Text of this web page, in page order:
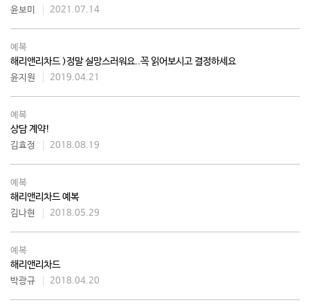
윤보미 2021.07.14
예복
해리앤리차드 )정말 실망스러워요..꼭 읽어보시고 결정하세요
윤지원 2019.04.21
예복
상담 계약!
김효정 2018.08.19
예복
해리앤리차드 예복
김나현 2018.05.29
예복
해리앤리차드
박광규 2018.04.20